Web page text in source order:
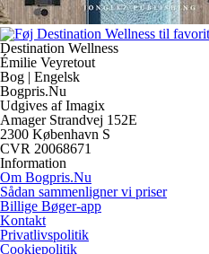
Destination Wellness
Émilie Veyretout
Bog | Engelsk
Bogpris.Nu
Udgives af Imagix
Amager Strandvej 152E
2300 København S
CVR 20068671
Information
Om Bogpris.Nu
Sådan sammenligner vi priser
Billige Bøger-app
Kontakt
Privatlivspolitik
Cookiepolitik